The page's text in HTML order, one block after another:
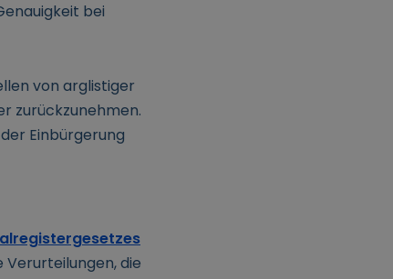
bei
von arglistiger
zurückzunehmen.
Einbürgerung
die